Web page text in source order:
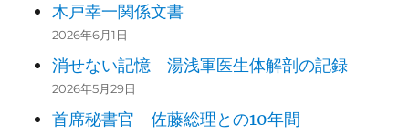
木戸幸一関係文書
2026年6月1日
消せない記憶 湯浅軍医生体解剖の記録
2026年5月29日
首席秘書官 佐藤総理との10年間